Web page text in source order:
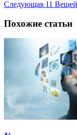
Следующая 11
Похожие статьи